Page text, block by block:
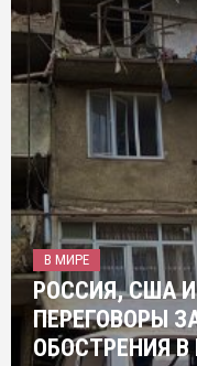
В МИРЕ
РОССИЯ, США
ПЕРЕГОВОРЫ
ОБОСТРЕНИЯ